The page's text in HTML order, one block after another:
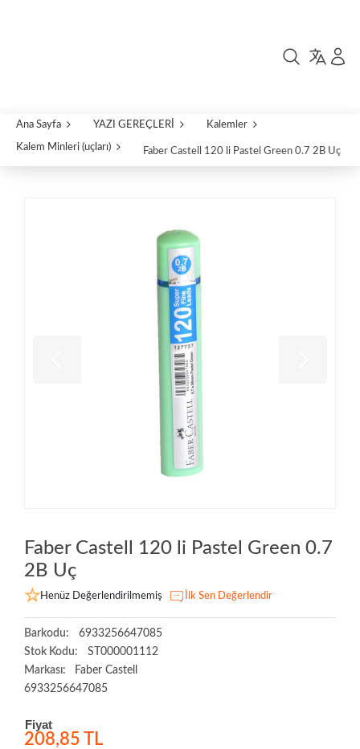
Ana Sayfa YAZI GEREÇLERİ Kalemler
Kalem Minleri (uçları) Faber Castell 120 li Pastel Green 0.7 2B Uç
Faber Castell 120 li Pastel Green 0.7
2B Uç
Henüz Değerlendirilmemiş İlk Sen Değerlendir
Barkodu:
6933256647085
Stok Kodu:
ST000001112
Markası:
Faber Castell
6933256647085
Fiyat
208,85 TL